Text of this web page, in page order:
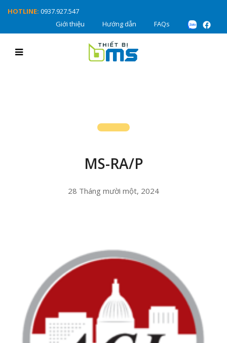
HOTLINE: 0937.927.547
Giới thiệu
Hướng dẫn FAQs
MS-RA/P
28 Tháng mười một, 2024